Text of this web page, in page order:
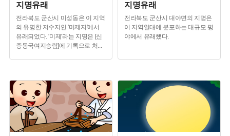
지명유래
전라북도 군산시 미성동은 이 지역
의 유명한 저수지인 '미제지'에서
유래되었다. '미제'라는 지명은 [신
증동국여지승람]에 기록으로 처 ...
지명유래
전라북도 군산시 대야면의 지명은
이 지역일대에 분포하는 대규모 평
야에서 유래했다.